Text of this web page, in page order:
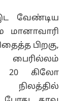
வேண்டிய
மானாவாரி
பிறகு,
20 கிலோ
நிலத்தில்